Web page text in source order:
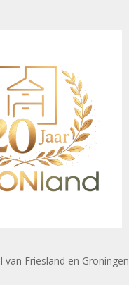
van Friesland en Groningen